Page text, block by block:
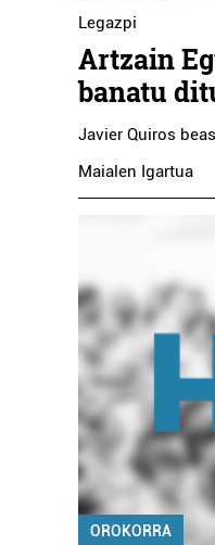
Legazpi
Artzain
banatu
Javier Quiros
Maialen Igartua
OROKORRA